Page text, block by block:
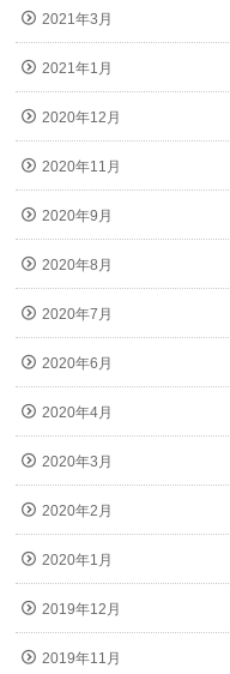
2021年3月
2021年1月
2020年12月
2020年11月
2020年9月
2020年8月
2020年7月
2020年6月
2020年4月
2020年3月
2020年2月
2020年1月
2019年12月
2019年11月